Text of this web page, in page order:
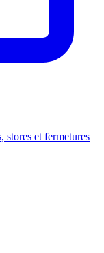
stores et fermetures